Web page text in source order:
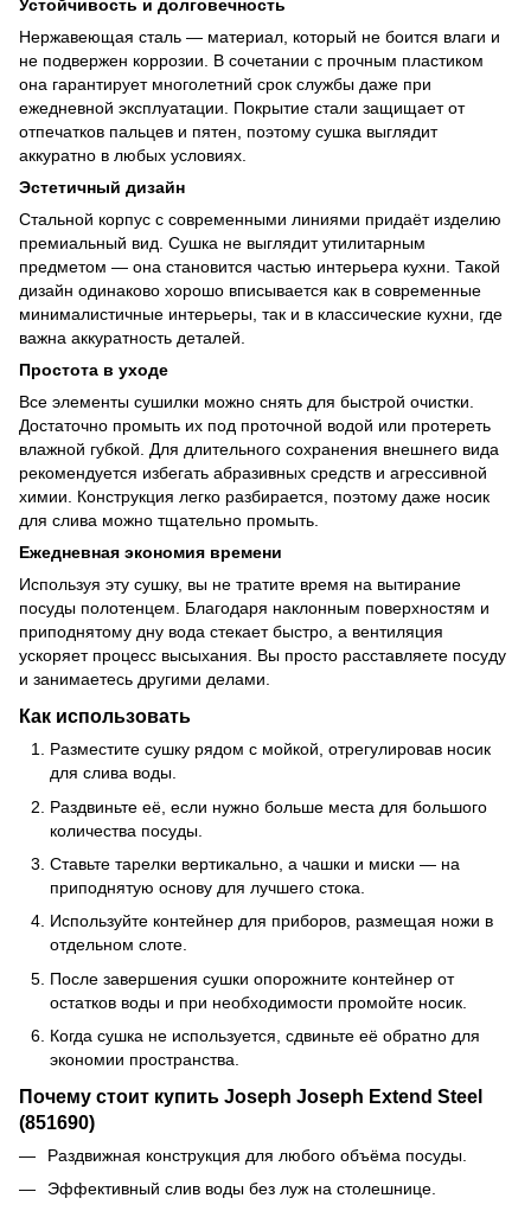
Устойчивость и долговечность
Нержавеющая сталь — материал, который не боится влаги и
не подвержен коррозии. В сочетании с прочным пластиком
она гарантирует многолетний срок службы даже при
ежедневной эксплуатации. Покрытие стали защищает от
отпечатков пальцев и пятен, поэтому сушка выглядит
аккуратно в любых условиях.
Эстетичный дизайн
Стальной корпус с современными линиями придаёт изделию
премиальный вид. Сушка не выглядит утилитарным
предметом — она становится частью интерьера кухни. Такой
дизайн одинаково хорошо вписывается как в современные
минималистичные интерьеры, так и в классические кухни, где
важна аккуратность деталей.
Простота в уходе
Все элементы сушилки можно снять для быстрой очистки.
Достаточно промыть их под проточной водой или протереть
влажной губкой. Для длительного сохранения внешнего вида
рекомендуется избегать абразивных средств и агрессивной
химии. Конструкция легко разбирается, поэтому даже носик
для слива можно тщательно промыть.
Ежедневная экономия времени
Используя эту сушку, вы не тратите время на вытирание
посуды полотенцем. Благодаря наклонным поверхностям и
приподнятому дну вода стекает быстро, а вентиляция
ускоряет процесс высыхания. Вы просто расставляете посуду
и занимаетесь другими делами.
Как использовать
Разместите сушку рядом с мойкой, отрегулировав носик
для слива воды.
Раздвиньте её, если нужно больше места для большого
количества посуды.
Ставьте тарелки вертикально, а чашки и миски — на
приподнятую основу для лучшего стока.
Используйте контейнер для приборов, размещая ножи в
отдельном слоте.
После завершения сушки опорожните контейнер от
остатков воды и при необходимости промойте носик.
Когда сушка не используется, сдвиньте её обратно для
экономии пространства.
Почему стоит купить Joseph Joseph Extend Steel
(851690)
Раздвижная конструкция для любого объёма посуды.
Эффективный слив воды без луж на столешнице.